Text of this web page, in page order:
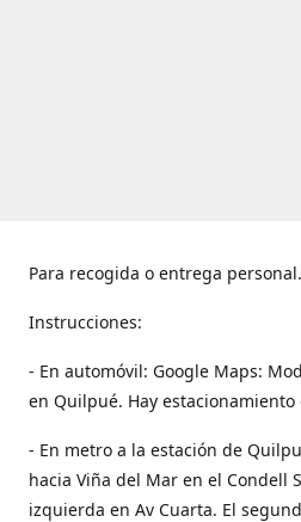
Para recogida o entrega personal.
Instrucciones:
- En automóvil: Google Maps:
en Quilpué. Hay
- En metro a la estación de
hacia Viña del Mar en el Condell
izquierda en Av Cuarta. El